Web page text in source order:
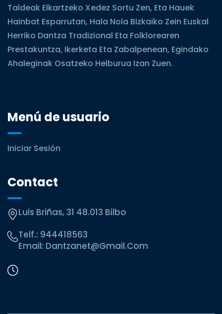
Taldeak Elkartzeko Xedez Sortu Zen, Eta Hauek
Hainbat Esparrutan, Hala Nola Bizkaiko Zein Euskal
Herriko Dantza Tradizional Eta Folklorearen
Prestakuntza, Ikerketa Eta Zabalpenean, Egindako
Ahaleginak Osatzeko Helburua Izan Zuen.
Menú de usuario
Iniciar Sesión
Contact
Luis Briñas, 31 48.013 Bilbo
Telf.: 944418563
Email: Dantzanet@gmail.com